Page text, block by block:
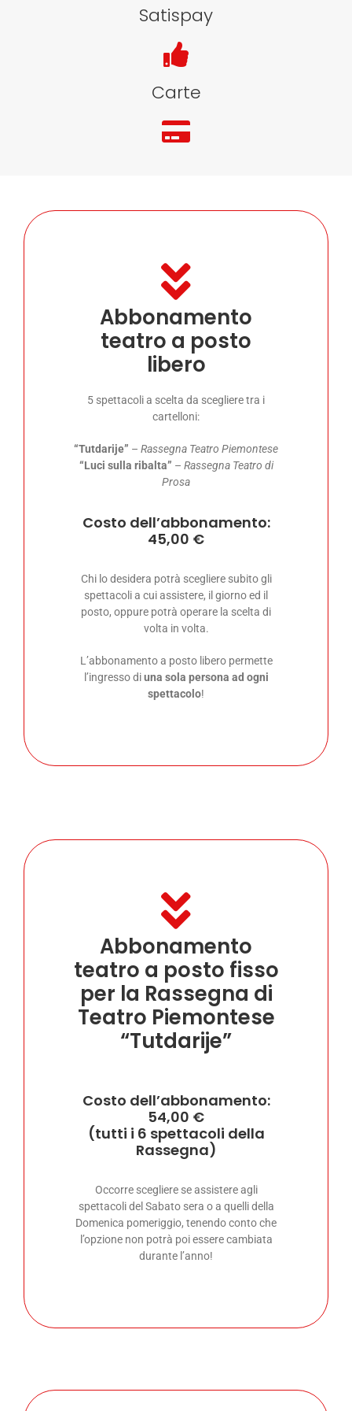
Satispay
Carte
Abbonamento
teatro a posto
libero
5 spettacoli a scelta da scegliere tra i
cartelloni:
“Tutdarije” – Rassegna Teatro Piemontese
“Luci sulla ribalta” – Rassegna Teatro di
Prosa
Costo dell’abbonamento:
45,00 €
Chi lo desidera potrà scegliere subito gli
spettacoli a cui assistere, il giorno ed il
posto, oppure potrà operare la scelta di
volta in volta.
L’abbonamento a posto libero permette
l’ingresso diuna sola persona ad ogni
spettacolo!
Abbonamento
teatro a posto fisso
per la Rassegna di
Teatro Piemontese
“Tutdarije”
Costo dell’abbonamento:
54,00 €
(tutti i 6 spettacoli della
Rassegna)
Occorre scegliere se assistere agli
spettacoli del Sabato sera o a quelli della
Domenica pomeriggio, tenendo conto che
l’opzione non potrà poi essere cambiata
durante l’anno!